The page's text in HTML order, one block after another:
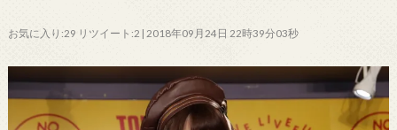
お気に入り:29 リツイート:2 | 2018年09月24日 22時39分03秒